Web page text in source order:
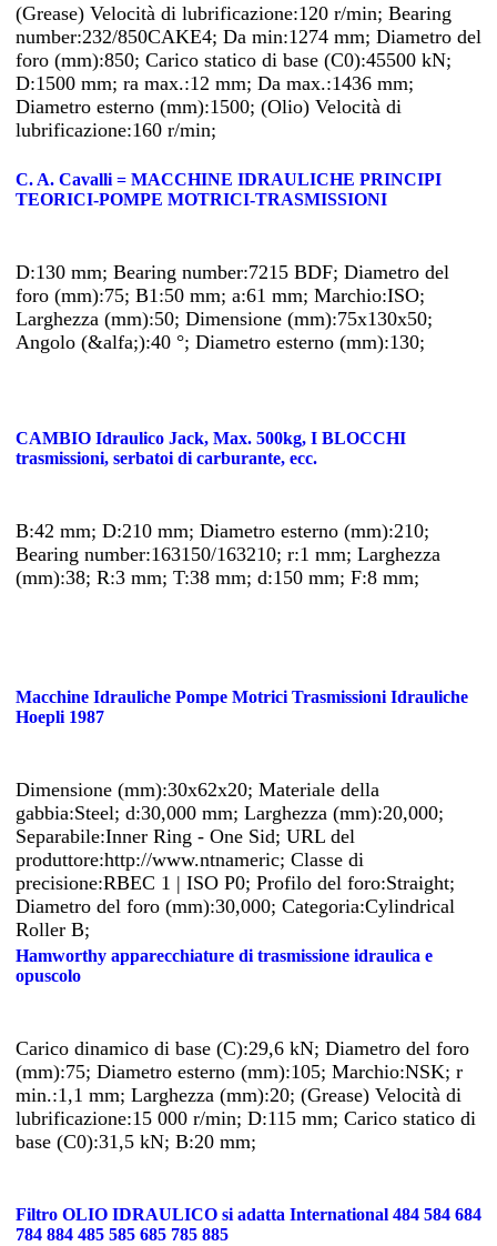
(Grease) Velocità di lubrificazione:120 r/min; Bearing
number:232/850CAKE4; Da min:1274 mm; Diametro del
foro (mm):850; Carico statico di base (C0):45500 kN;
D:1500 mm; ra max.:12 mm; Da max.:1436 mm;
Diametro esterno (mm):1500; (Olio) Velocità di
lubrificazione:160 r/min;
C. A. Cavalli = MACCHINE IDRAULICHE PRINCIPI
TEORICI-POMPE MOTRICI-TRASMISSIONI
D:130 mm; Bearing number:7215 BDF; Diametro del
foro (mm):75; B1:50 mm; a:61 mm; Marchio:ISO;
Larghezza (mm):50; Dimensione (mm):75x130x50;
Angolo (&alfa;):40 °; Diametro esterno (mm):130;
CAMBIO Idraulico Jack, Max. 500kg, I BLOCCHI
trasmissioni, serbatoi di carburante, ecc.
B:42 mm; D:210 mm; Diametro esterno (mm):210;
Bearing number:163150/163210; r:1 mm; Larghezza
(mm):38; R:3 mm; T:38 mm; d:150 mm; F:8 mm;
Macchine Idrauliche Pompe Motrici Trasmissioni Idrauliche
Hoepli 1987
Dimensione (mm):30x62x20; Materiale della
gabbia:Steel; d:30,000 mm; Larghezza (mm):20,000;
Separabile:Inner Ring - One Sid; URL del
produttore:http://www.ntnameric; Classe di
precisione:RBEC 1 | ISO P0; Profilo del foro:Straight;
Diametro del foro (mm):30,000; Categoria:Cylindrical
Roller B;
Hamworthy apparecchiature di trasmissione idraulica e
opuscolo
Carico dinamico di base (C):29,6 kN; Diametro del foro
(mm):75; Diametro esterno (mm):105; Marchio:NSK; r
min.:1,1 mm; Larghezza (mm):20; (Grease) Velocità di
lubrificazione:15 000 r/min; D:115 mm; Carico statico di
base (C0):31,5 kN; B:20 mm;
Filtro OLIO IDRAULICO si adatta International 484 584 684
784 884 485 585 685 785 885